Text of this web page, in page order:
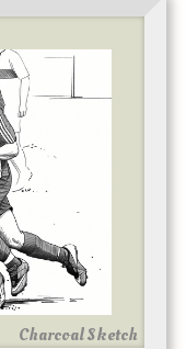
Charcoal Sketch